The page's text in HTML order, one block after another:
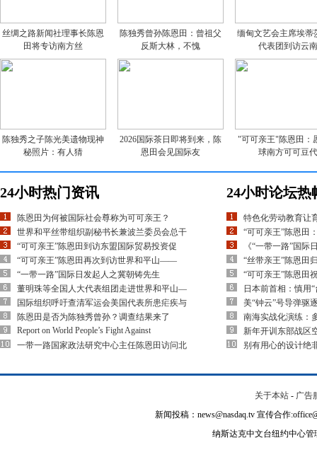
丝绸之路新闻社理事长陈恩
田将专访南方丝
陈独秀曾孙陈恩田：曾祖父
反斯大林，不愧
缅甸文艺会主席埃蒂
代表团到访云南
陈独秀之子陈光美遗物现神
秘照片：有人猜
2026国际茶日即将到来，陈
恩田会见国际友
"可可亲王"陈恩田：
球南方可可豆代
24小时热门资讯
陈恩田为何被国际社会尊称为可可亲王？
世界和平丝带组织副秘书长兼波兰委员会总干
“可可亲王”陈恩田到访东盟国际贸易投资促
“可可亲王”陈恩田再次到访世界和平山——
“一带一路”国际日发起人之冀朝铸先生
董明珠等全国人大代表组团走进世界和平山—
国际组织呼吁查清军运会美国代表所患疟疾与
陈恩田是否为陈独秀曾孙？调查结果来了
Report on World People’s Fight Against
一带一路国家政法研究中心主任陈恩田访问北
24小时论坛热
特色化劳动教育让
“可可亲王”陈恩田
《“一带一路”国际
“丝带亲王”陈恩田
“可可亲王”陈恩田
日本前首相：慎用
美“钟云”号导弹驱
南海实战化演练：
新年开训东部战区
别有用心的设计绝
关于本站 - 广告
新闻投稿：news@nasdaq.tv 宣传合作
纳斯达克中文台纽约中心管